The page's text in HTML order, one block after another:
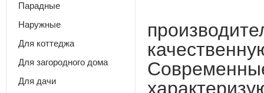
Парадные
Наружные
Для коттеджа
Для загородного дома
Для дачи